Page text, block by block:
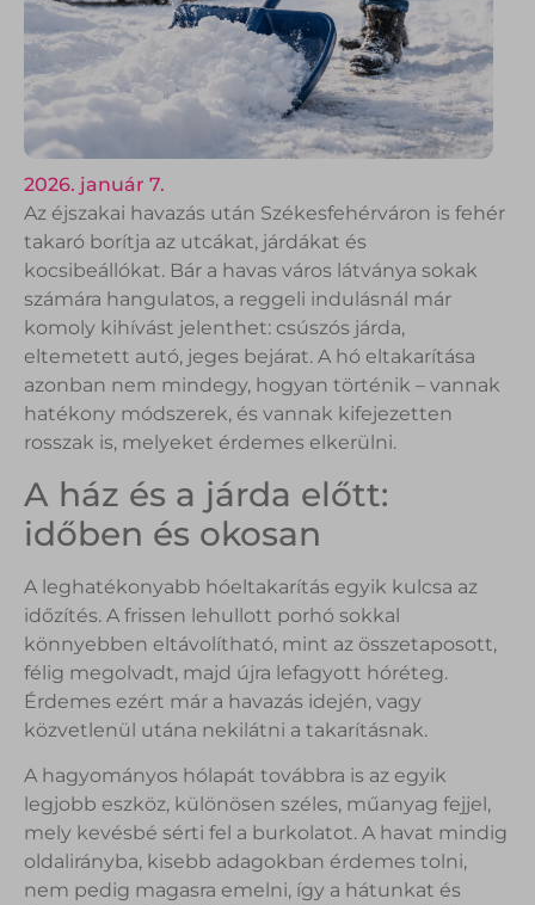
2026. január 7.
Az éjszakai havazás után Székesfehérváron is fehér
takaró borítja az utcákat, járdákat és
kocsibeállókat. Bár a havas város látványa sokak
számára hangulatos, a reggeli indulásnál már
komoly kihívást jelenthet: csúszós járda,
eltemetett autó, jeges bejárat. A hó eltakarítása
azonban nem mindegy, hogyan történik – vannak
hatékony módszerek, és vannak kifejezetten
rosszak is, melyeket érdemes elkerülni.
A ház és a járda előtt:
időben és okosan
A leghatékonyabb hóeltakarítás egyik kulcsa az
időzítés. A frissen lehullott porhó sokkal
könnyebben eltávolítható, mint az összetaposott,
félig megolvadt, majd újra lefagyott hóréteg.
Érdemes ezért már a havazás idején, vagy
közvetlenül utána nekilátni a takarításnak.
A hagyományos hólapát továbbra is az egyik
legjobb eszköz, különösen széles, műanyag fejjel,
mely kevésbé sérti fel a burkolatot. A havat mindig
oldalirányba, kisebb adagokban érdemes tolni,
nem pedig magasra emelni, így a hátunkat és